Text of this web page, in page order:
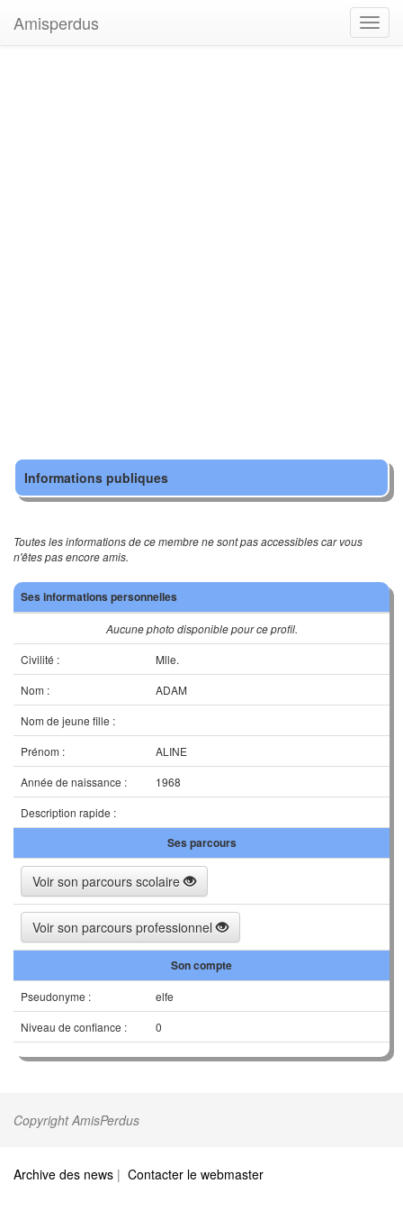
Amisperdus
Informations publiques
Toutes les informations de ce membre ne sont pas accessibles car vous
n'êtes pas encore amis.
Ses informations personnelles
Aucune photo disponible pour ce profil.
Civilité :
Mlle.
Nom :
ADAM
Nom de jeune fille :
Prénom :
ALINE
Année de naissance :
1968
Description rapide :
Ses parcours
Voir son parcours scolaire
Voir son parcours professionnel
Son compte
Pseudonyme :
elfe
Niveau de confiance :
0
Copyright AmisPerdus
Archive des news | Contacter le webmaster